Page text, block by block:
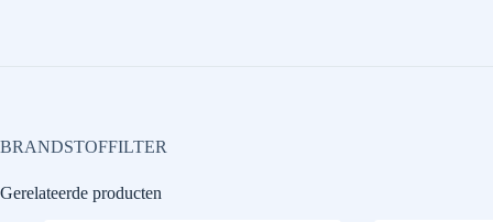
BRANDSTOFFILTER
Gerelateerde producten